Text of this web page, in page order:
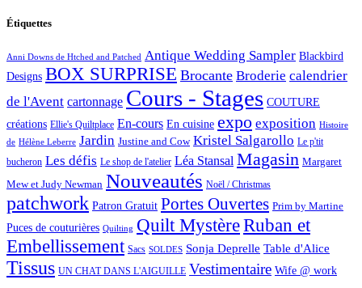
Étiquettes
Anni Downs de Htched and Patched Antique Wedding Sampler Blackbird
Designs BOX SURPRISE Brocante Broderie calendrier
de l'Avent cartonnage Cours - Stages COUTURE
créations Ellie's Quiltplace En-cours En cuisine expo exposition Histoire
de Hélène Leberre Jardin Justine and Cow Kristel Salgarollo Le p'tit
bucheron Les défis Le shop de l'atelier Léa Stansal Magasin Margaret
Mew et Judy Newman Nouveautés Noël / Christmas
patchwork Patron Gratuit Portes Ouvertes Prim by Martine
Puces de couturières Quilting Quilt MystèreRuban et
Embellissement Sacs SOLDES Sonja Deprelle Table d'Alice
Tissus UN CHAT DANS L'AIGUILLE Vestimentaire Wife @ work